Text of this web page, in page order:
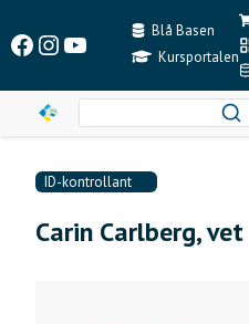
content
Facebook
Instagram
YouTubeBlå Basen
Kursportalen
ID-kontrollant
Carin Carlberg, vet